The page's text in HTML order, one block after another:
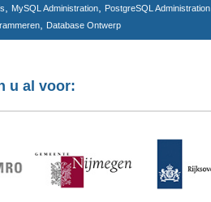
MySQL Administration PostgreSQL Administration
Database Ontwerp
u al voor: